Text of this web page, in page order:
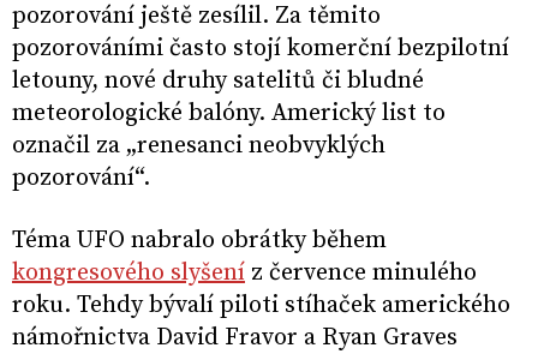
pozorování ještě zesílil. Za těmito
pozorováními často stojí komerční bezpilotní
letouny, nové druhy satelitů či bludné
meteorologické balóny. Americký list to
označil za „renesanci neobvyklých
pozorování“.
Téma UFO nabralo obrátky během
kongresového slyšení z července minulého
roku. Tehdy bývalí piloti stíhaček amerického
námořnictva David Fravor a Ryan Graves